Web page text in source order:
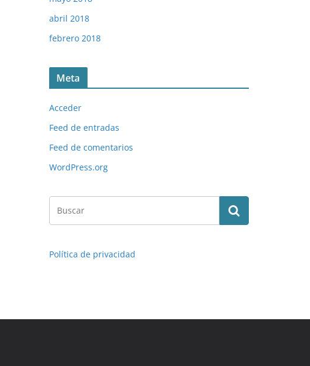
abril 2018
febrero 2018
Meta
Acceder
Feed de entradas
Feed de comentarios
WordPress.org
Política de privacidad